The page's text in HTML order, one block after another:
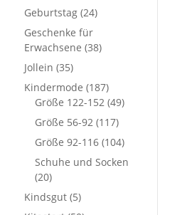
Geburtstag (24)
Geschenke für
Erwachsene (38)
Jollein (35)
Kindermode (187)
Größe 122-152 (49)
Größe 56-92 (117)
Größe 92-116 (104)
Schuhe und Socken
(20)
Kindsgut (5)